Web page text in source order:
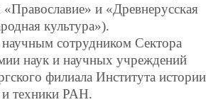
и «Древнерусская
культура»).
сотрудником Cектора
наук и научных учреждений
филиала Института истории
и техники РАН.